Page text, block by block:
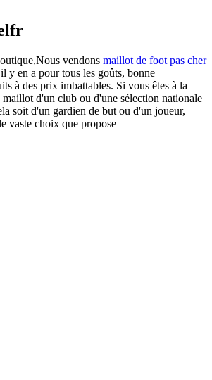
vendons maillot de foot pas cher
y en a pour tous les goûts, bonne
à des prix imbattables. Si vous êtes à la
maillot d'un club ou d'une sélection nationale
soit d'un gardien de but ou d'un joueur,
vaste choix que propose